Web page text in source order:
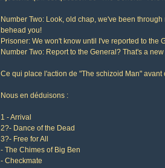
Number Two: Look, old chap, we've been
behead you!
Prisoner: We won't know until I've reported to the
Number Two: Report to the General? That's a
Ce qui place l'action de "The schizoid Man" avant
Nous en déduisons :
1 - Arrival
2?- Dance of the Dead
3?- Free for All
- The Chimes of Big Ben
- Checkmate